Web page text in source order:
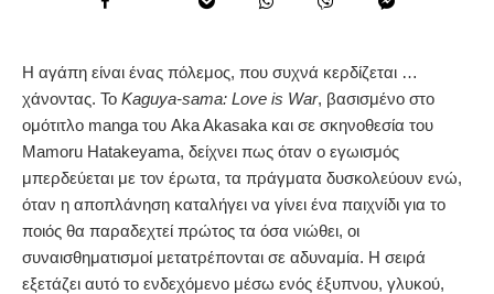
Η αγάπη είναι ένας πόλεμος, που συχνά κερδίζεται …
χάνοντας. Το Kaguya-sama: Love is War, βασισμένο στο
ομότιτλο manga του Aka Akasaka και σε σκηνοθεσία του
Mamoru Hatakeyama, δείχνει πως όταν ο εγωισμός
μπερδεύεται με τον έρωτα, τα πράγματα δυσκολεύουν ενώ,
όταν η αποπλάνηση καταλήγει να γίνει ένα παιχνίδι για το
ποιός θα παραδεχτεί πρώτος τα όσα νιώθει, οι
συναισθηματισμοί μετατρέπονται σε αδυναμία. Η σειρά
εξετάζει αυτό το ενδεχόμενο μέσω ενός έξυπνου, γλυκού,